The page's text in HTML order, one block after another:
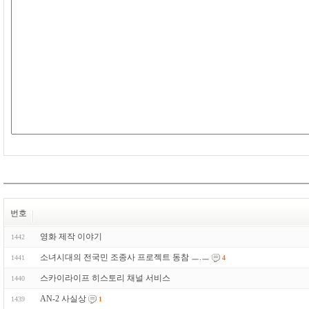
번호
1442 영화 제작 이야기
1441 소녀시대의 전국민 조종사 프로젝트 동참 ㅡ.ㅡ 4
1440 스카이라이프 히스토리 채널 서비스
1439 AN-2 사실상 1